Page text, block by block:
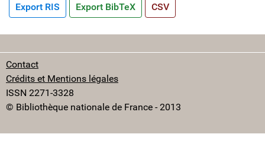
Export RIS Export BibTeX CSV
Contact
Crédits et Mentions légales
ISSN 2271-3328
© Bibliothèque nationale de France - 2013